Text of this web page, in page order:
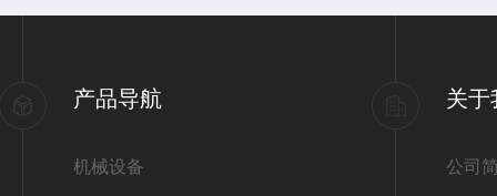
产品导航
机械设备
关于
公司